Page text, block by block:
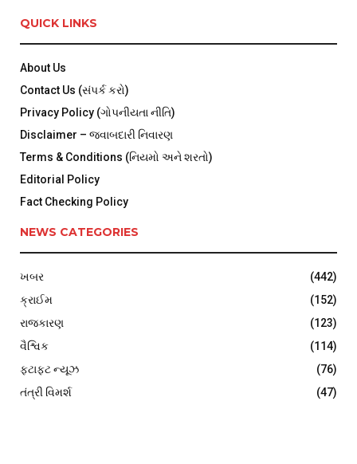
QUICK LINKS
About Us
Contact Us (સંપર્ક કરો)
Privacy Policy (ગોપનીયતા નીતિ)
Disclaimer – જવાબદારી નિવારણ
Terms & Conditions (નિયમો અને શરતો)
Editorial Policy
Fact Checking Policy
NEWS CATEGORIES
ખબર
(442)
ક્રાઈમ
(152)
રાજકારણ
(123)
વૈશ્વિક
(114)
ફટાફટ ન્યૂઝ
(76)
તંત્રી વિમર્શ
(47)